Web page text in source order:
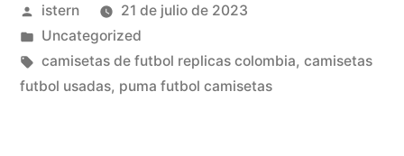
Publicado
por
istern
21 de julio de 2023
Publicado
en
Uncategorized
Etiquetas:
camisetas de futbol replicas colombia, camisetas
futbol usadas, puma futbol camisetas